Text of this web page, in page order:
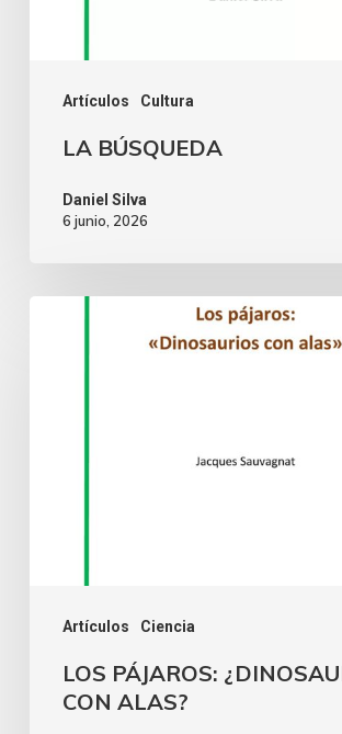
Artículos Cultura
LA BÚSQUEDA
Daniel Silva
6 junio, 2026
Artículos Ciencia
LOS PÁJAROS:
CON ALAS?